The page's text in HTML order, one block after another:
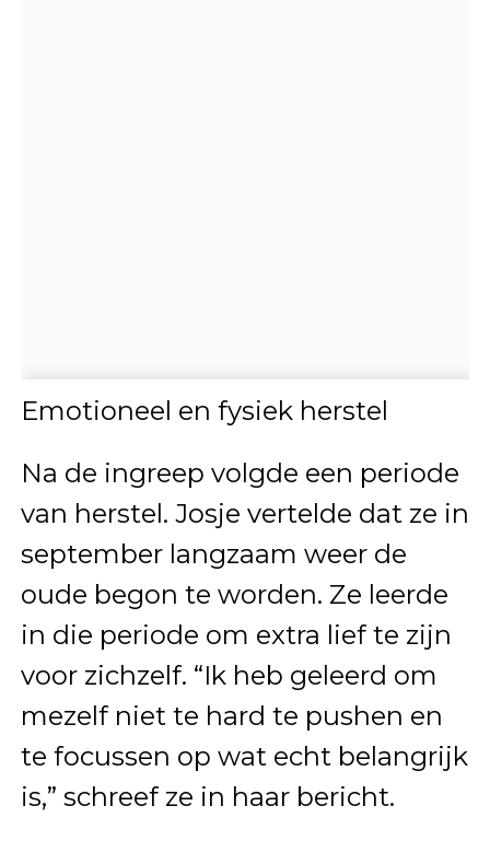
Emotioneel en fysiek herstel
Na de ingreep volgde een periode
van herstel. Josje vertelde dat ze in
september langzaam weer de
oude begon te worden. Ze leerde
in die periode om extra lief te zijn
voor zichzelf. “Ik heb geleerd om
mezelf niet te hard te pushen en
te focussen op wat echt belangrijk
is,” schreef ze in haar bericht.